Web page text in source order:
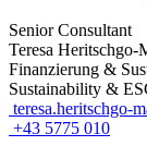
Senior Consultant
Teresa Heritschgo-
Finanzierung &
Sustainability &
teresa.heritschgo-
+43 5775 010